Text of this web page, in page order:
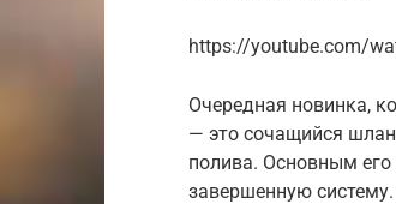
https://youtube.com/
Очередная новинка,
— это сочащийся
полива. Основным его
завершенную